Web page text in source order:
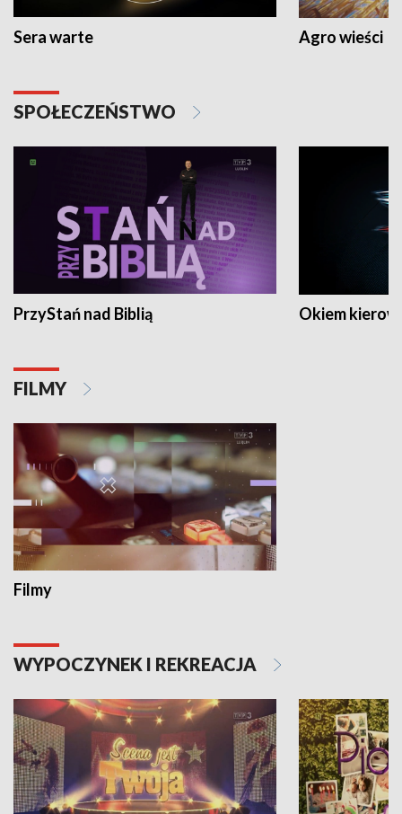
Sera warte Agro wieści
SPOŁECZEŃSTWO
PrzyStań nad Biblią Okiem
FILMY
Filmy
WYPOCZYNEK I REKREACJA